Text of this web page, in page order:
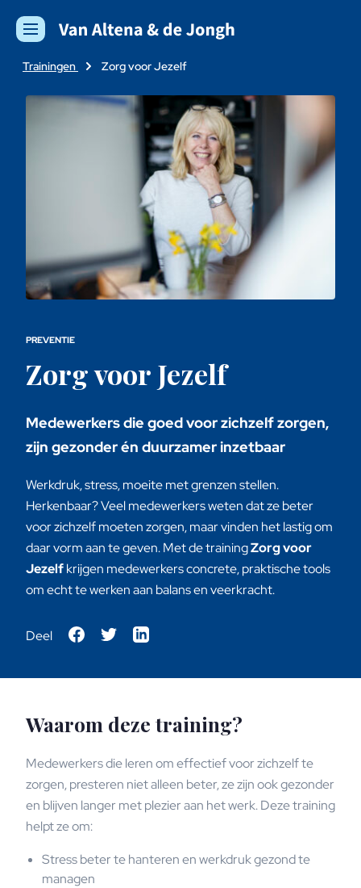
Trainingen Zorg voor Jezelf
PREVENTIE
Zorg voor Jezelf
Medewerkers die goed voor zichzelf zorgen,
zijn gezonder én duurzamer inzetbaar
Werkdruk, stress, moeite met grenzen stellen.
Herkenbaar? Veel medewerkers weten dat ze beter
voor zichzelf moeten zorgen, maar vinden het lastig om
daar vorm aan te geven. Met de trainingZorg voor
Jezelfkrijgen medewerkers concrete, praktische tools
om echt te werken aan balans en veerkracht.
Deel
Waarom deze training?
Medewerkers die leren om effectief voor zichzelf te
zorgen, presteren niet alleen beter, ze zijn ook gezonder
en blijven langer met plezier aan het werk. Deze training
helpt ze om:
Stress beter te hanteren en werkdruk gezond te
managen